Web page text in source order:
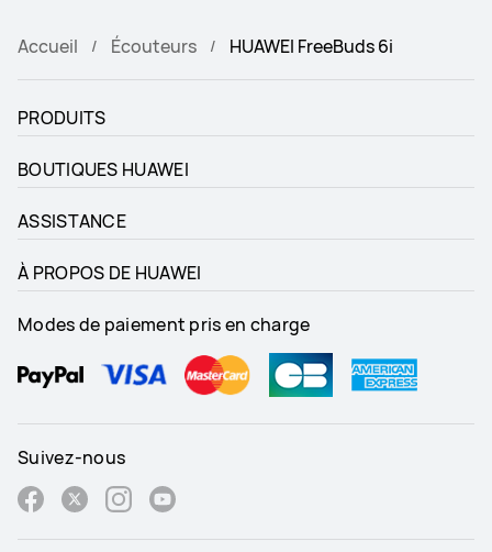
Accueil Écouteurs HUAWEI FreeBuds 6i
PRODUITS
BOUTIQUES HUAWEI
ASSISTANCE
À PROPOS DE HUAWEI
Modes de paiement pris en charge
Suivez-nous